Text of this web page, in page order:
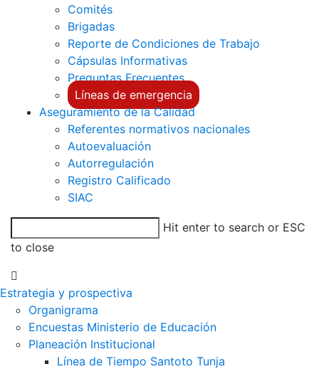
Comités
Brigadas
Reporte de Condiciones de Trabajo
Cápsulas Informativas
Preguntas Frecuentes
Líneas de emergencia
Aseguramiento de la Calidad
Referentes normativos nacionales
Autoevaluación
Autorregulación
Registro Calificado
SIAC
Hit enter to search or ESC
to close
Estrategia y prospectiva
Organigrama
Encuestas Ministerio de Educación
Planeación Institucional
Línea de Tiempo Santoto Tunja